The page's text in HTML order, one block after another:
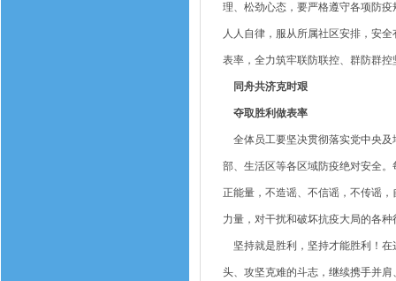
理、松劲心态，要严格遵守各项防
人人自律，服从所属社区安排，安
表率，全力筑牢联防联控、群防群控
同舟共济克时艰
夺取胜利做表率
全体员工要坚决贯彻落实党中央及
部、生活区等各区域防疫绝对安全
正能量，不造谣、不信谣，不传谣
力量，对干扰和破坏抗疫大局的各
坚持就是胜利，坚持才能胜利！在
头、攻坚克难的斗志，继续携手并